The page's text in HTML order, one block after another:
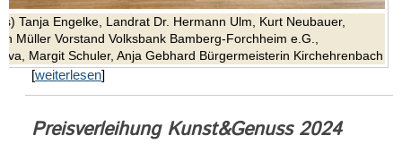
Tanja Engelke, Landrat Dr. Hermann Ulm, Kurt Neubauer,
Müller Vorstand Volksbank Bamberg-Forchheim e.G.,
Margit Schuler, Anja Gebhard Bürgermeisterin Kirchehrenbach
[weiterlesen]
Preisverleihung Kunst&Genuss 2024